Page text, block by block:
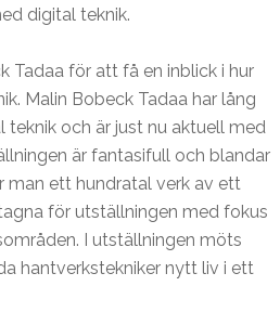
digital teknik.
Tadaa för att få en inblick i hur
Malin Bobeck Tadaa har lång
och är just nu aktuell med
är fantasifull och blandar
man ett hundratal verk av ett
för utställningen med fokus
I utställningen möts
hantverkstekniker nytt liv i ett